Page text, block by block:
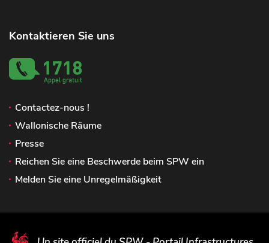
Kontaktieren Sie uns
Contactez-nous !
Wallonische Räume
Presse
Reichen Sie eine Beschwerde beim SPW ein
Melden Sie eine Unregelmäßigkeit